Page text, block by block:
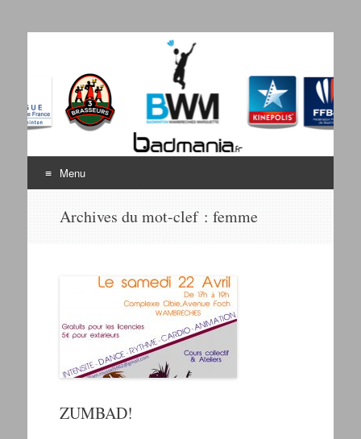
Badminton Wambrechies
Marquette
Bienvenue sur le site du BWM
Menu
Archives du mot-clef : femme
ZUMBAD!